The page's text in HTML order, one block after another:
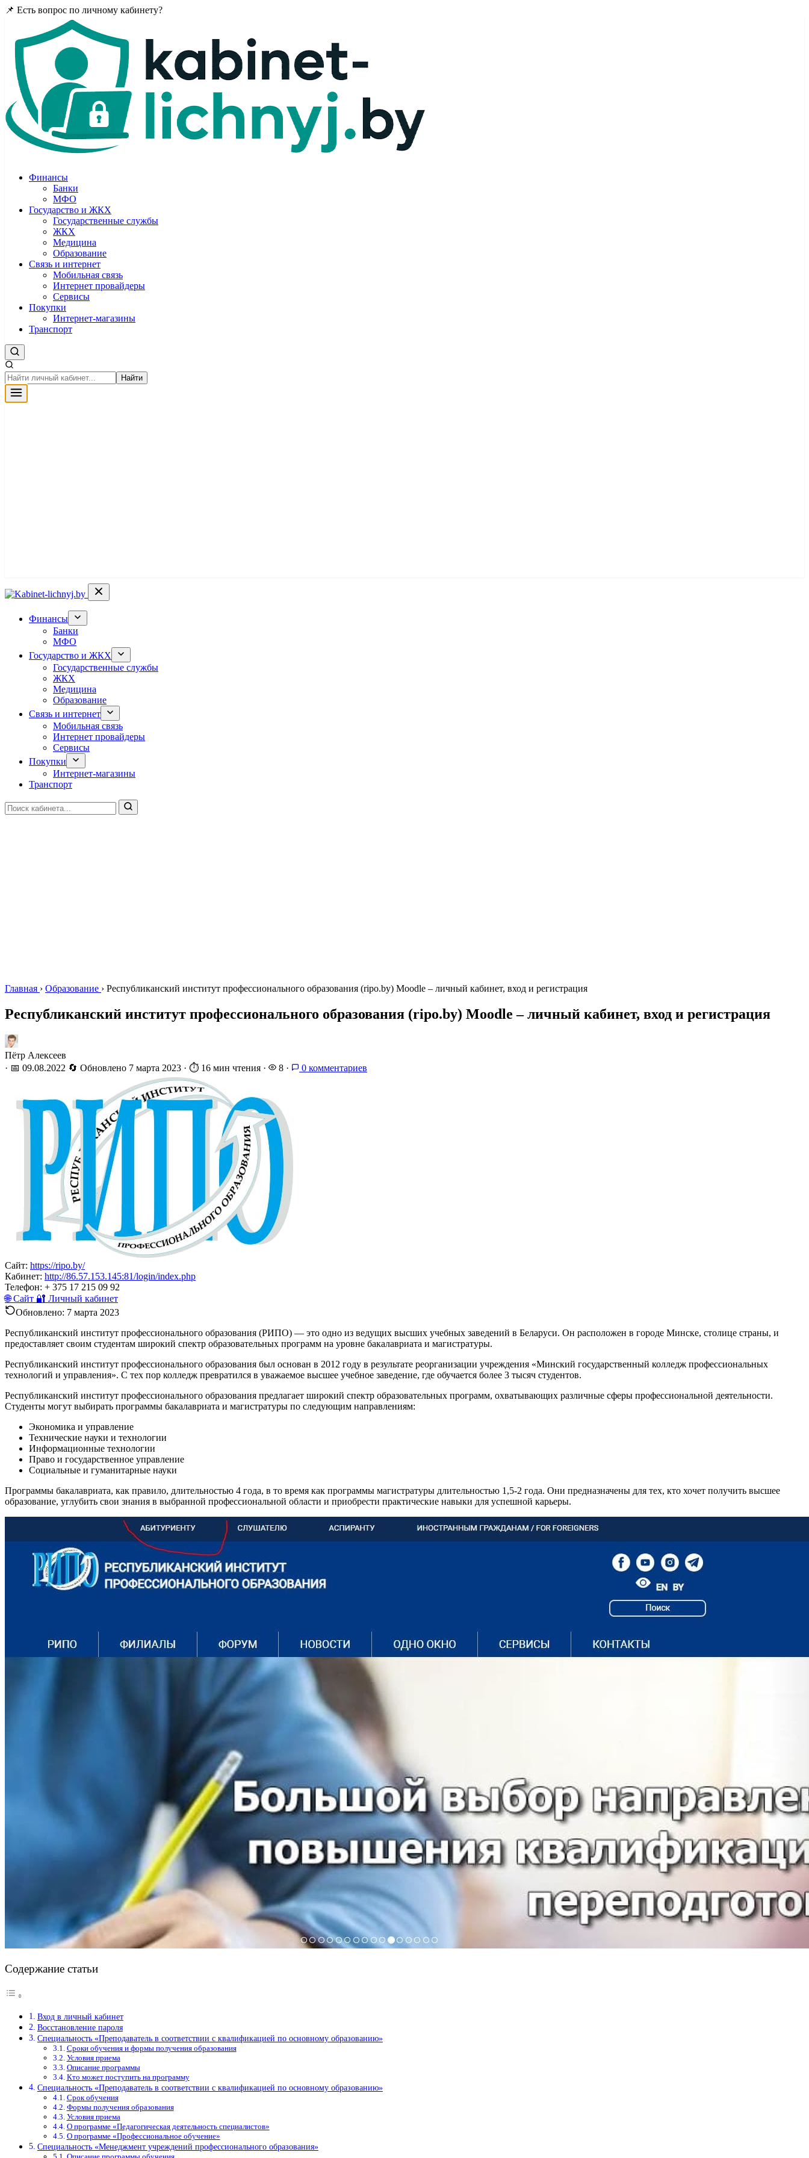
📌 Есть вопрос по личному кабинету?
Финансы
Банки
МФО
Государство и ЖКХ
Государственные службы
ЖКХ
Медицина
Образование
Связь и интернет
Мобильная связь
Интернет провайдеры
Сервисы
Покупки
Интернет-магазины
Транспорт
Найти
Финансы
Банки
МФО
Государство и ЖКХ
Государственные службы
ЖКХ
Медицина
Образование
Связь и интернет
Мобильная связь
Интернет провайдеры
Сервисы
Покупки
Интернет-магазины
Транспорт
Главная › Образование › Республиканский институт профессионального образования (ripo.by) Moodle – личный кабинет, вход и регистрация
Республиканский институт профессионального образования (ripo.by) Moodle – личный кабинет, вход и регистрация
Пётр Алексеев
· 📅 09.08.2022 🔄 Обновлено 7 марта 2023 · ⏱️ 16 мин чтения · 8 · 0 комментариев
Сайт: https://ripo.by/
Кабинет: http://86.57.153.145:81/login/index.php
Телефон: + 375 17 215 09 92
🌐 Сайт 🔐 Личный кабинет
Обновлено: 7 марта 2023
Республиканский институт профессионального образования (РИПО) — это одно из ведущих высших учебных заведений в Беларуси. Он расположен в городе Минске, столице страны, и
предоставляет своим студентам широкий спектр образовательных программ на уровне бакалавриата и магистратуры.
Республиканский институт профессионального образования был основан в 2012 году в результате реорганизации учреждения «Минский государственный колледж профессиональных
технологий и управления». С тех пор колледж превратился в уважаемое высшее учебное заведение, где обучается более 3 тысяч студентов.
Республиканский институт профессионального образования предлагает широкий спектр образовательных программ, охватывающих различные сферы профессиональной деятельности.
Студенты могут выбирать программы бакалавриата и магистратуры по следующим направлениям:
Экономика и управление
Технические науки и технологии
Информационные технологии
Право и государственное управление
Социальные и гуманитарные науки
Программы бакалавриата, как правило, длительностью 4 года, в то время как программы магистратуры длительностью 1,5-2 года. Они предназначены для тех, кто хочет получить высшее
образование, углубить свои знания в выбранной профессиональной области и приобрести практические навыки для успешной карьеры.
Содержание статьи
Вход в личный кабинет
Восстановление пароля
Специальность «Преподаватель в соответствии с квалификацией по основному образованию»
Сроки обучения и формы получения образования
Условия приема
Описание программы
Кто может поступить на программу
Специальность «Преподаватель в соответствии с квалификацией по основному образованию»
Срок обучения
Формы получения образования
Условия приема
О программе «Педагогическая деятельность специалистов»
О программе «Профессиональное обучение»
Специальность «Менеджмент учреждений профессионального образования»